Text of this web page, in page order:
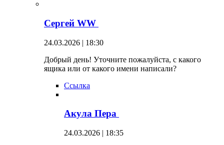
Сергей WW
24.03.2026 | 18:30
Добрый день! Уточните пожалуйста, с какого
ящика или от какого имени написали?
Ссылка
Акула Пера
24.03.2026 | 18:35